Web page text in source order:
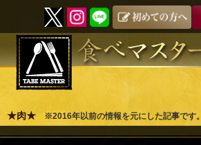
SKIP
★肉★
※2016年以前の情報を元にした記事です。